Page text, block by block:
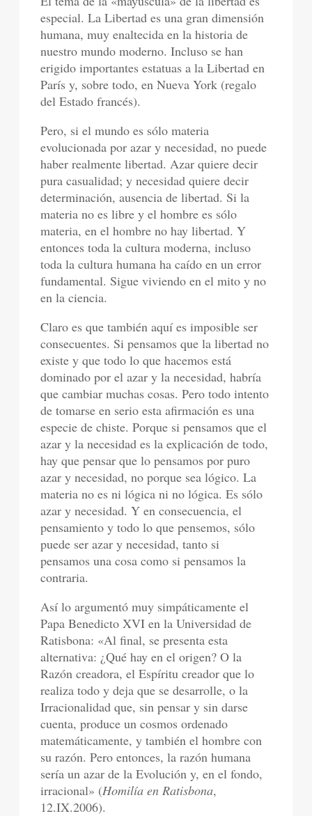
especial. La Libertad es una gran dimensión
humana, muy enaltecida en la historia de
nuestro mundo moderno. Incluso se han
erigido importantes estatuas a la Libertad en
París y, sobre todo, en Nueva York (regalo
del Estado francés).
Pero, si el mundo es sólo materia
evolucionada por azar y necesidad, no puede
haber realmente libertad. Azar quiere decir
pura casualidad; y necesidad quiere decir
determinación, ausencia de libertad. Si la
materia no es libre y el hombre es sólo
materia, en el hombre no hay libertad. Y
entonces toda la cultura moderna, incluso
toda la cultura humana ha caído en un error
fundamental. Sigue viviendo en el mito y no
en la ciencia.
Claro es que también aquí es imposible ser
consecuentes. Si pensamos que la libertad no
existe y que todo lo que hacemos está
dominado por el azar y la necesidad, habría
que cambiar muchas cosas. Pero todo intento
de tomarse en serio esta afirmación es una
especie de chiste. Porque si pensamos que el
azar y la necesidad es la explicación de todo,
hay que pensar que lo pensamos por puro
azar y necesidad, no porque sea lógico. La
materia no es ni lógica ni no lógica. Es sólo
azar y necesidad. Y en consecuencia, el
pensamiento y todo lo que pensemos, sólo
puede ser azar y necesidad, tanto si
pensamos una cosa como si pensamos la
contraria.
Así lo argumentó muy simpáticamente el
Papa Benedicto XVI en la Universidad de
Ratisbona: «Al final, se presenta esta
alternativa: ¿Qué hay en el origen? O la
Razón creadora, el Espíritu creador que lo
realiza todo y deja que se desarrolle, o la
Irracionalidad que, sin pensar y sin darse
cuenta, produce un cosmos ordenado
matemáticamente, y también el hombre con
su razón. Pero entonces, la razón humana
sería un azar de la Evolución y, en el fondo,
irracional» (Homilía en Ratisbona,
12.IX.2006).